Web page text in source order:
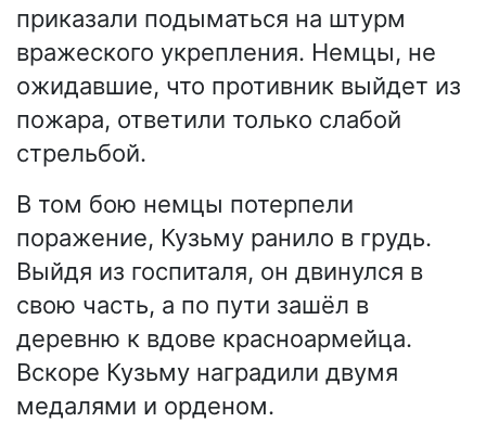
приказали подыматься на штурм
вражеского укрепления. Немцы, не
ожидавшие, что противник выйдет из
пожара, ответили только слабой
стрельбой.
В том бою немцы потерпели
поражение, Кузьму ранило в грудь.
Выйдя из госпиталя, он двинулся в
свою часть, а по пути зашёл в
деревню к вдове красноармейца.
Вскоре Кузьму наградили двумя
медалями и орденом.